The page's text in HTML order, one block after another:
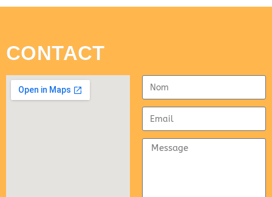
CONTACT